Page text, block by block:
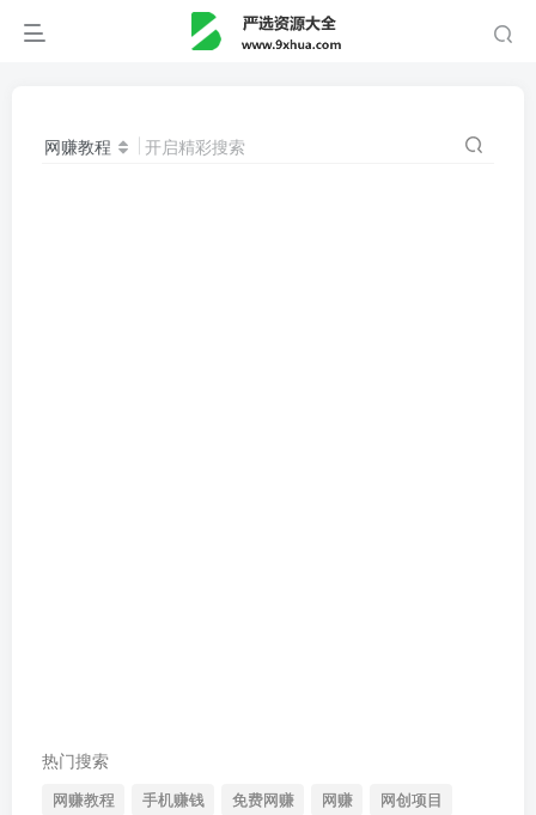
网赚教程 开启精彩搜索
热门搜索
网赚教程 手机赚钱 免费网赚 网赚 网创项目